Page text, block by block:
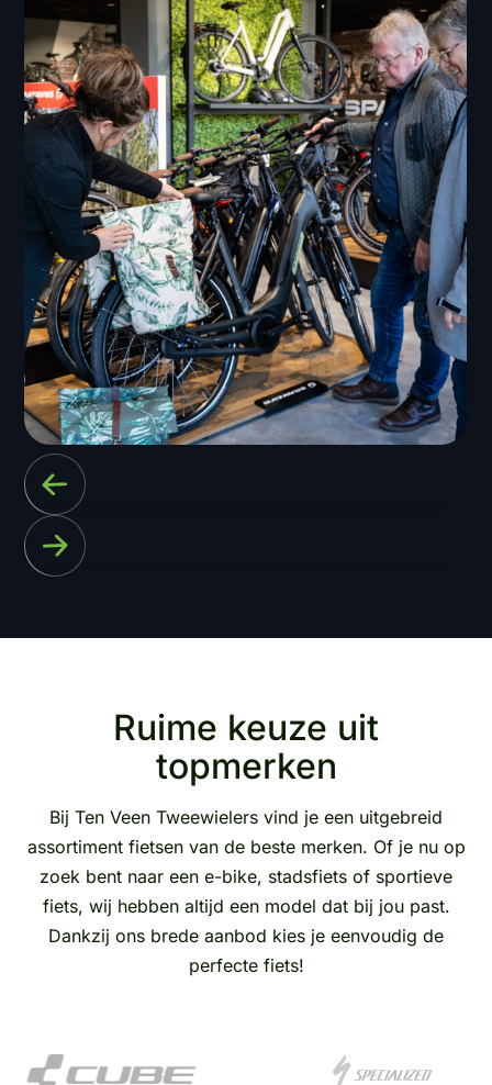
Ruime keuze uit
topmerken
Bij Ten Veen Tweewielers vind je een uitgebreid
assortiment fietsen van de beste merken. Of je nu op
zoek bent naar een e-bike, stadsfiets of sportieve
fiets, wij hebben altijd een model dat bij jou past.
Dankzij ons brede aanbod kies je eenvoudig de
perfecte fiets!